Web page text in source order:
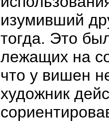
изумивший
тогда. Это
лежащих на
что у вишен
художник